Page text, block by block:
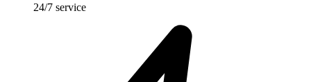
24/7 service